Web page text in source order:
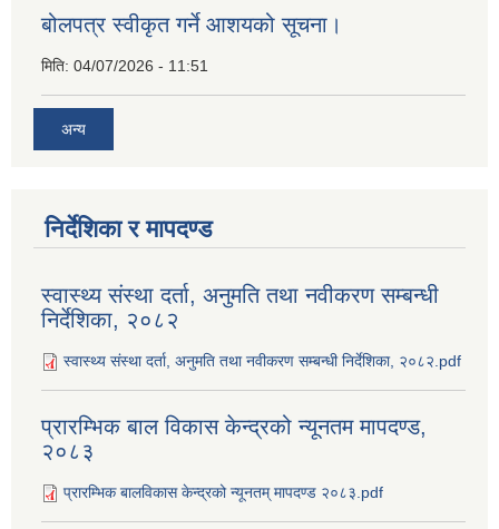
बोलपत्र स्वीकृत गर्ने आशयको सूचना।
मिति: 04/07/2026 - 11:51
अन्य
निर्देशिका र मापदण्ड
स्वास्थ्य संस्था दर्ता, अनुमति तथा नवीकरण सम्बन्धी
निर्देशिका, २०८२
स्वास्थ्य संस्था दर्ता, अनुमति तथा नवीकरण सम्बन्धी निर्देशिका, २०८२.pdf
प्रारम्भिक बाल विकास केन्द्रको न्यूनतम मापदण्ड,
२०८३
प्रारम्भिक बालविकास केन्द्रको न्यूनतम् मापदण्ड २०८३.pdf